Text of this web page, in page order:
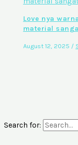
Love nya
material
August 12, 2025 /
Search for: